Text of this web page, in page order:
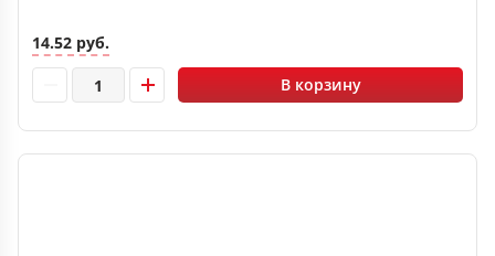
14.52 руб.
В корзину